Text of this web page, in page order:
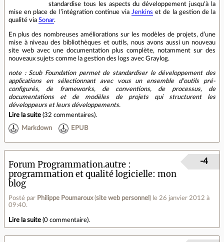
standardise tous les aspects du développement jusqu'à la
mise en place de l’intégration continue via Jenkins et de la gestion de la
qualité via Sonar.
En plus des nombreuses améliorations sur les modèles de projets, d’une
mise à niveau des bibliothèques et outils, nous avons aussi un nouveau
site web avec une documentation plus complète, notamment sur des
nouveaux sujets comme la gestion des logs avec Graylog.
note : Scub Foundation permet de standardiser le développement des
applications en sélectionnant avec vous un ensemble d’outils pré-
configurés, de frameworks, de conventions, de processus, de
documentations et de modèles de projets qui structurent les
développeurs et leurs développements.
Lire la suite (32 commentaires).
Markdown EPUB
Forum Programmation.autre
programmation et qualité logicielle: mon
blog
Posté par Philippe Poumaroux(site web personnel ) le 26 janvier 2012 à
09:40.
-4
Lire la suite (0 commentaire).